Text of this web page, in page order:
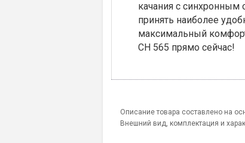
качания с синхронным
принять наиболее
максимальный
CH 565 прямо сейчас!
Описание товара составлено на
Внешний вид, комплектация и